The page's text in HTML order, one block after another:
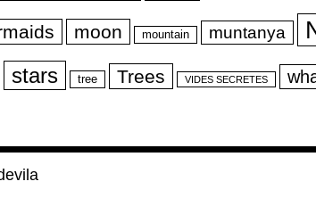
moon mountain muntanya
stars tree Trees VIDES SECRETES